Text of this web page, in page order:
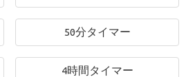
50分タイマー
4時間タイマー